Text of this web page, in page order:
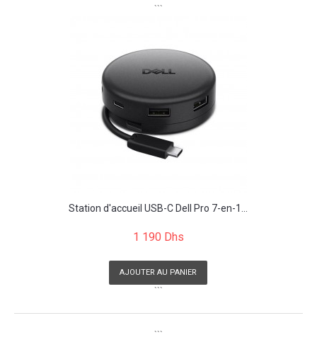
```
Station d'accueil USB-C Dell Pro 7-en-1...
1 190 Dhs
AJOUTER AU PANIER
```
```